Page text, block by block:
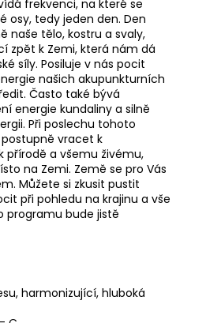
frekvenci, na které se
osy, tedy jeden den. Den
naše tělo, kostru a svaly,
zpět k Zemi, která nám dá
síly. Posiluje v nás pocit
našich akupunkturních
Často také bývá
energie kundaliny a silně
Při poslechu tohoto
vracet k
přírodě a všemu živému,
na Zemi. Země se pro Vás
Můžete si zkusit pustit
při pohledu na krajinu a vše
programu bude jistě
harmonizující, hluboká